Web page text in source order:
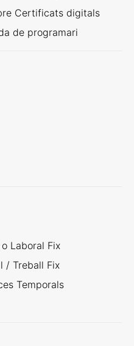
Certificats digitals
de programari
Laboral Fix
/ Treball Fix
Temporals